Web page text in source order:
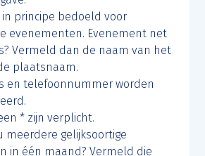
in principe bedoeld voor
evenementen. Evenement net
Vermeld dan de naam van het
plaatsnaam.
en telefoonnummer worden
* zijn verplicht.
meerdere gelijksoortige
in één maand? Vermeld die